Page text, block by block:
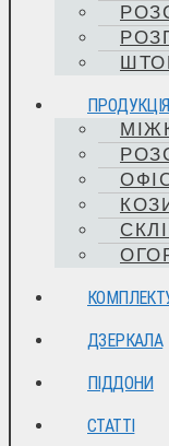
ДЗЕРКАЛА
ПІДДОНИ
СТАТТІ